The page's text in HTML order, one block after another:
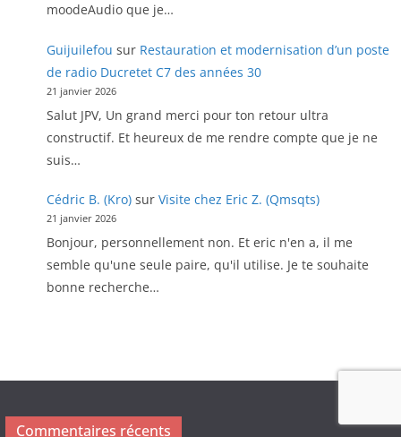
moodeAudio que je…
Guijuilefou sur Restauration et modernisation d’un poste
de radio Ducretet C7 des années 30
21 janvier 2026
Salut JPV, Un grand merci pour ton retour ultra
constructif. Et heureux de me rendre compte que je ne
suis…
Cédric B. (Kro)sur Visite chez Eric Z. (Qmsqts)
21 janvier 2026
Bonjour, personnellement non. Et eric n'en a, il me
semble qu'une seule paire, qu'il utilise. Je te souhaite
bonne recherche…
Commentaires récents